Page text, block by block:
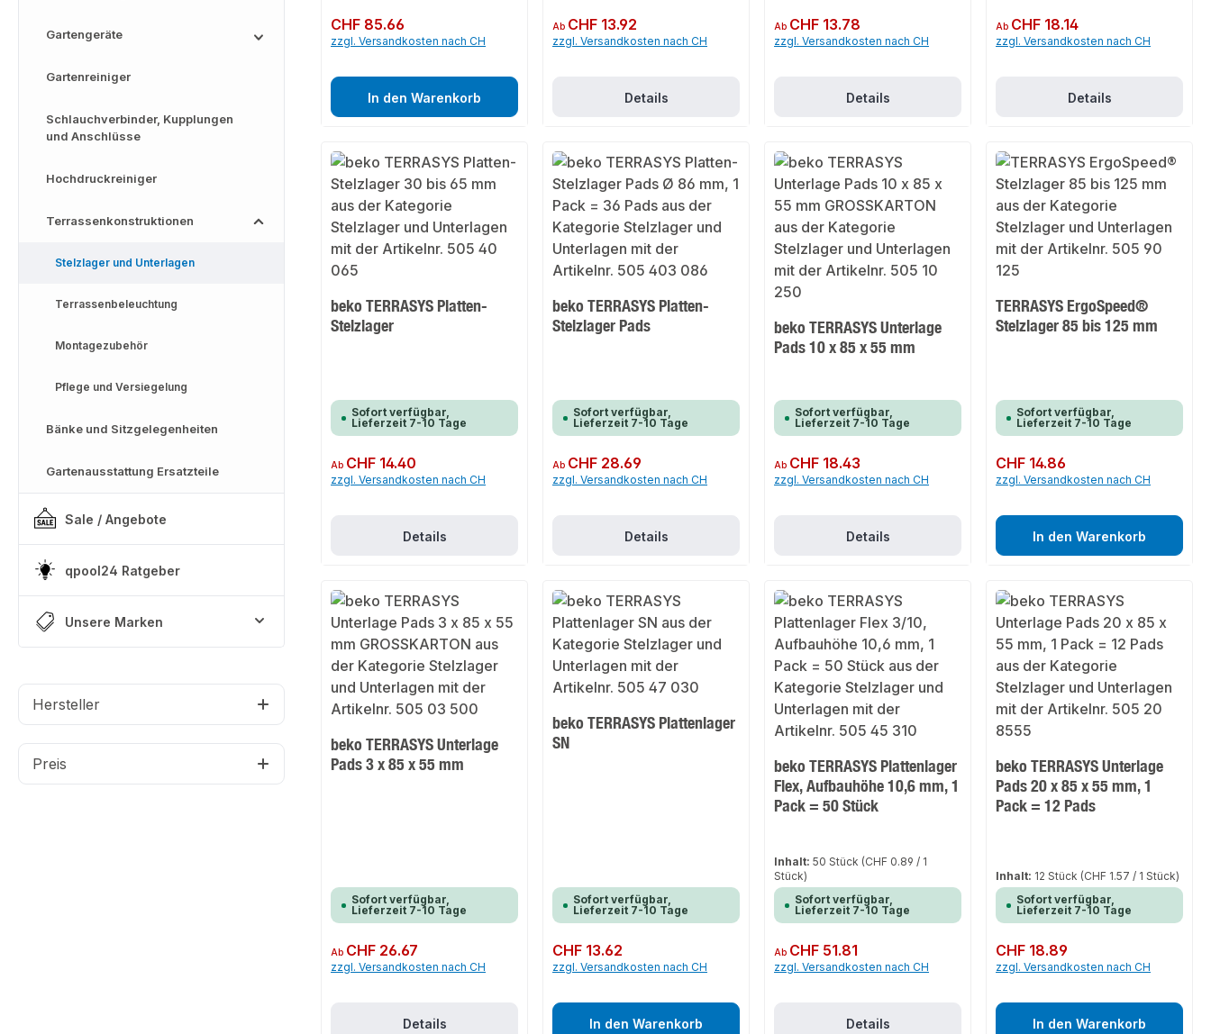
Gartengeräte
Gartenreiniger
Schlauchverbinder, Kupplungen
und Anschlüsse
Hochdruckreiniger
Terrassenkonstruktionen
Stelzlager und Unterlagen
Terrassenbeleuchtung
Montagezubehör
Pflege und Versiegelung
Bänke und Sitzgelegenheiten
Gartenausstattung Ersatzteile
Sale / Angebote
qpool24 Ratgeber
Unsere Marken
Hersteller
Preis
Regulärer Preis:
CHF 85.66
zzgl. Versandkosten nach CH
In den Warenkorb
Regulärer Preis:
Ab CHF 13.92
zzgl. Versandkosten nach CH
Details
Regulärer Preis:
Ab CHF 13.78
zzgl. Versandkosten nach CH
Details
Regulärer Preis:
Ab CHF 18.14
zzgl. Versandkosten nach CH
Details
beko TERRASYS Platten-
Stelzlager
Sofort verfügbar,
Lieferzeit 7-10 Tage
Regulärer Preis:
Ab CHF 14.40
zzgl. Versandkosten nach CH
Details
beko TERRASYS Platten-
Stelzlager Pads
Sofort verfügbar,
Lieferzeit 7-10 Tage
Regulärer Preis:
Ab CHF 28.69
zzgl. Versandkosten nach CH
Details
beko TERRASYS Unterlage
Pads 10 x 85 x 55 mm
Sofort verfügbar,
Lieferzeit 7-10 Tage
Regulärer Preis:
Ab CHF 18.43
zzgl. Versandkosten nach CH
Details
TERRASYS ErgoSpeed®
Stelzlager 85 bis 125 mm
Sofort verfügbar,
Lieferzeit 7-10 Tage
Regulärer Preis:
CHF 14.86
zzgl. Versandkosten nach CH
In den Warenkorb
beko TERRASYS Unterlage
Pads 3 x 85 x 55 mm
Sofort verfügbar,
Lieferzeit 7-10 Tage
Regulärer Preis:
Ab CHF 26.67
zzgl. Versandkosten nach CH
Details
beko TERRASYS Plattenlager
SN
Sofort verfügbar,
Lieferzeit 7-10 Tage
Regulärer Preis:
CHF 13.62
zzgl. Versandkosten nach CH
In den Warenkorb
beko TERRASYS Plattenlager
Flex, Aufbauhöhe 10,6 mm, 1
Pack = 50 Stück
Inhalt:50 Stück (CHF 0.89 / 1
Stück)
Sofort verfügbar,
Lieferzeit 7-10 Tage
Regulärer Preis:
Ab CHF 51.81
zzgl. Versandkosten nach CH
Details
beko TERRASYS Unterlage
Pads 20 x 85 x 55 mm, 1
Pack = 12 Pads
Inhalt: 12 Stück (CHF 1.57 / 1 Stück)
Sofort verfügbar,
Lieferzeit 7-10 Tage
Regulärer Preis:
CHF 18.89
zzgl. Versandkosten nach CH
In den Warenkorb